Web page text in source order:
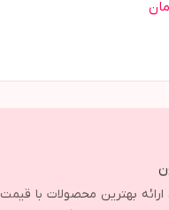
بهترین محصولات با قیمت